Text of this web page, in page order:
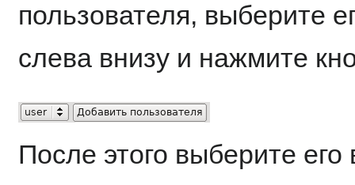
пользователя, выберите
слева внизу и нажмите
После этого выберите его